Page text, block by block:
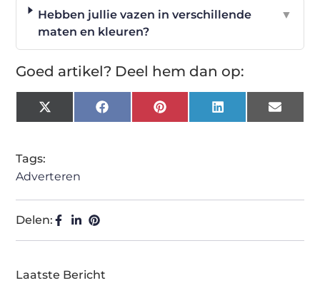
Hebben jullie vazen in verschillende
maten en kleuren?
▼
Goed artikel? Deel hem dan op:
X
(Twitter)
FacebookPinterest LinkedIn Email
Tags:
Adverteren
Delen:
Laatste Bericht